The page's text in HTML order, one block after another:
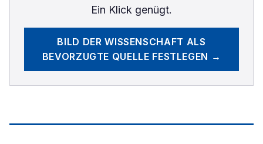
Ein Klick genügt.
BILD DER WISSENSCHAFT ALS
BEVORZUGTE QUELLE FESTLEGEN →